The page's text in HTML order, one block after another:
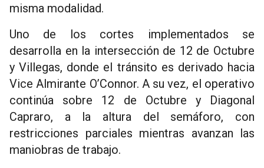
misma modalidad.
Uno de los cortes implementados se
desarrolla en la intersección de 12 de Octubre
y Villegas, donde el tránsito es derivado hacia
Vice Almirante O’Connor. A su vez, el operativo
continúa sobre 12 de Octubre y Diagonal
Capraro, a la altura del semáforo, con
restricciones parciales mientras avanzan las
maniobras de trabajo.